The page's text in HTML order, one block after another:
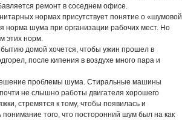
ремонт в соседнем офисе.
нормах присутствует понятие о «шумовой
норма шума при организации рабочих мест. Но
этих норм.
домой хочется, чтобы ужин прошел в
после кипения в воздухе много пара и
проблемы шума. Стиральные машины
не слышно работы двигателя хорошего
стремятся к тому, чтобы появилась и
того, что посторонний шум был на как